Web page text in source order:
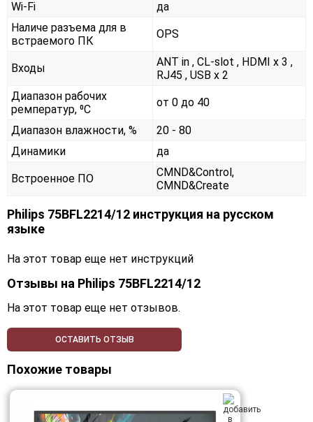
Wi-Fi
да
Наличе разъема для в
встраемого ПК
OPS
Входы
ANT in , CL-slot , HDMI x 3 ,
RJ45 , USB x 2
Диапазон рабочих
ремператур, ⁰С
от 0 до 40
Диапазон влажности, %
20 - 80
Динамики
да
Встроенное ПО
CMND&Control,
CMND&Create
Philips 75BFL2214/12 инструкция на русском
языке
На этот товар еще нет инструкций
Отзывы на Philips 75BFL2214/12
На этот товар еще нет отзывов.
ОСТАВИТЬ ОТЗЫВ
Похожие товары